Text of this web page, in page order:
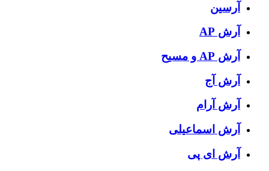
آرسین
آرش AP
آرش AP و مسیح
آرش آج
آرش آرام
آرش اسماعیلی
آرش ای پی